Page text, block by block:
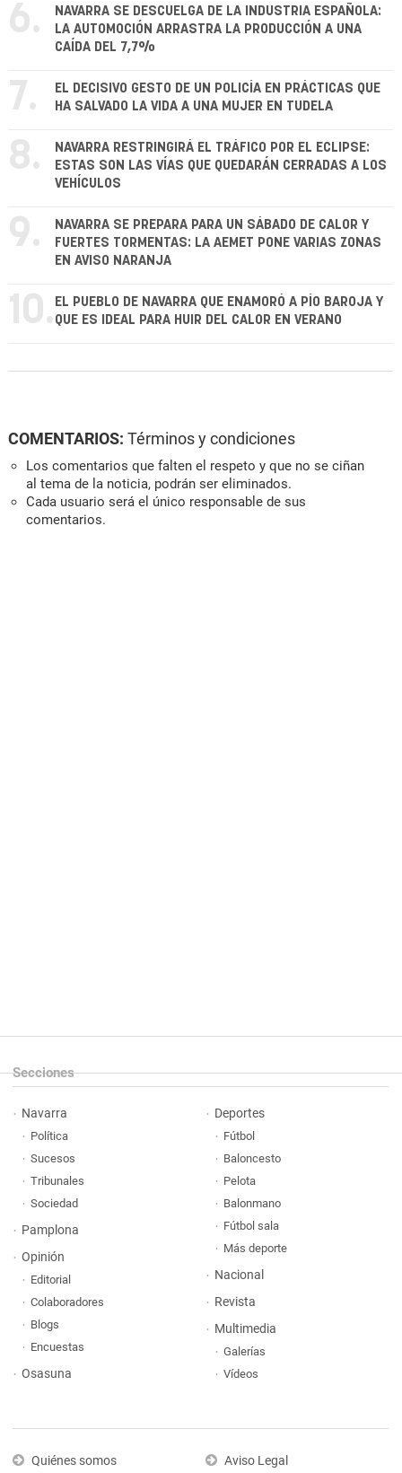
6.
NAVARRA SE DESCUELGA DE LA INDUSTRIA ESPAÑOLA:
LA AUTOMOCIÓN ARRASTRA LA PRODUCCIÓN A UNA
CAÍDA DEL 7,7%
7.
EL DECISIVO GESTO DE UN POLICÍA EN PRÁCTICAS QUE
HA SALVADO LA VIDA A UNA MUJER EN TUDELA
8.
NAVARRA RESTRINGIRÁ EL TRÁFICO POR EL ECLIPSE:
ESTAS SON LAS VÍAS QUE QUEDARÁN CERRADAS A LOS
VEHÍCULOS
9.
NAVARRA SE PREPARA PARA UN SÁBADO DE CALOR Y
FUERTES TORMENTAS: LA AEMET PONE VARIAS ZONAS
EN AVISO NARANJA
10. EL PUEBLO DE NAVARRA QUE ENAMORÓ A PÍO BAROJA Y
QUE ES IDEAL PARA HUIR DEL CALOR EN VERANO
COMENTARIOS: Términos y condiciones
Los comentarios que falten el respeto y que no se ciñan
al tema de la noticia, podrán ser eliminados.
Cada usuario será el único responsable de sus
comentarios.
Secciones
Navarra
Política
Sucesos
Tribunales
Sociedad
Pamplona
Opinión
Editorial
Colaboradores
Blogs
Encuestas
Osasuna
Deportes
Fútbol
Baloncesto
Pelota
Balonmano
Fútbol sala
Más deporte
Nacional
Revista
Multimedia
Galerías
Vídeos
Quiénes somos Aviso Legal